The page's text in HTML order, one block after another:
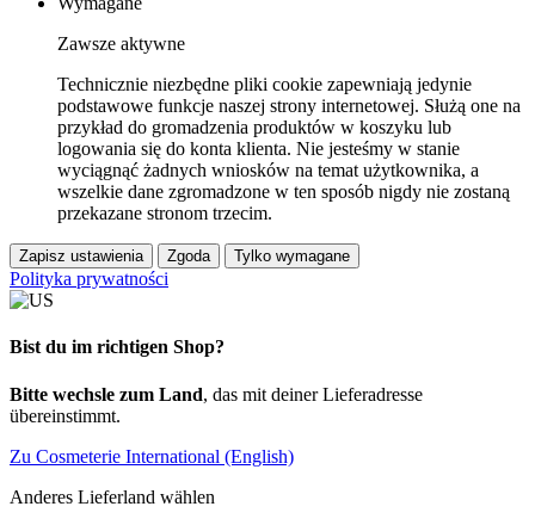
Zawsze aktywne
Technicznie niezbędne pliki cookie zapewniają jedynie
podstawowe funkcje naszej strony internetowej. Służą one na
przykład do gromadzenia produktów w koszyku lub
logowania się do konta klienta. Nie jesteśmy w stanie
wyciągnąć żadnych wniosków na temat użytkownika, a
wszelkie dane zgromadzone w ten sposób nigdy nie zostaną
przekazane stronom trzecim.
Zapisz ustawienia Zgoda Tylko wymagane
Polityka prywatności
Bist du im richtigen Shop?
Bitte wechsle zum Land, das mit deiner Lieferadresse
übereinstimmt.
Zu Cosmeterie International (English)
Anderes Lieferland wählen